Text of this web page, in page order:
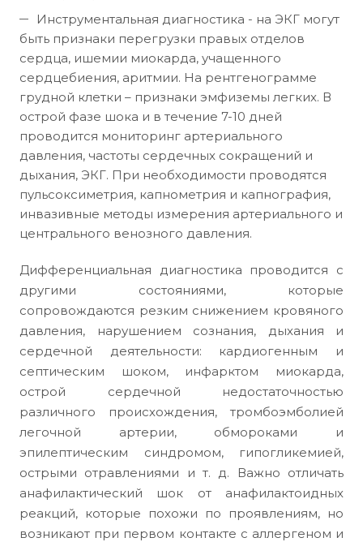
Инструментальная диагностика - на ЭКГ могут
быть признаки перегрузки правых отделов
сердца, ишемии миокарда, учащенного
сердцебиения, аритмии. На рентгенограмме
грудной клетки – признаки эмфиземы легких. В
острой фазе шока и в течение 7-10 дней
проводится мониторинг артериального
давления, частоты сердечных сокращений и
дыхания, ЭКГ. При необходимости проводятся
пульсоксиметрия, капнометрия и капнография,
инвазивные методы измерения артериального и
центрального венозного давления.
Дифференциальная диагностика проводится с
другими состояниями, которые
сопровождаются резким снижением кровяного
давления, нарушением сознания, дыхания и
сердечной деятельности: кардиогенным и
септическим шоком, инфарктом миокарда,
острой сердечной недостаточностью
различного происхождения, тромбоэмболией
легочной артерии, обмороками и
эпилептическим синдромом, гипогликемией,
острыми отравлениями и т. д. Важно отличать
анафилактический шок от анафилактоидных
реакций, которые похожи по проявлениям, но
возникают при первом контакте с аллергеном и